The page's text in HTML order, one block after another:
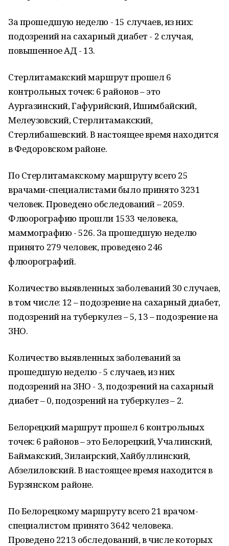
За прошедшую неделю - 15 случаев, из них:
подозрений на сахарный диабет - 2 случая,
повышенное АД - 13.
Стерлитамакский маршрут прошел 6
контрольных точек: 6 районов – это
Аургазинский, Гафурийский, Ишимбайский,
Мелеузовский, Стерлитамакский,
Стерлибашевский. В настоящее время находится
в Федоровском районе.
По Стерлитамакскому маршруту всего 25
врачами-специалистами было принято 3231
человек. Проведено обследований – 2059.
Флюорографию прошли 1533 человека,
маммографию - 526. За прошедшую неделю
принято 279 человек, проведено 246
флюорографий.
Количество выявленных заболеваний 30 случаев,
в том числе: 12 – подозрение на сахарный диабет,
подозрений на туберкулез – 5, 13 – подозрение на
ЗНО.
Количество выявленных заболеваний за
прошедшую неделю - 5 случаев, из них
подозрений на ЗНО - 3, подозрений на сахарный
диабет – 0, подозрений на туберкулез – 2.
Белорецкий маршрут прошел 6 контрольных
точек: 6 районов – это Белорецкий, Учалинский,
Баймакский, Зилаирский, Хайбуллинский,
Абзелиловский. В настоящее время находится в
Бурзянском районе.
По Белорецкому маршруту всего 21 врачом-
специалистом принято 3642 человека.
Проведено 2213 обследований, в числе которых